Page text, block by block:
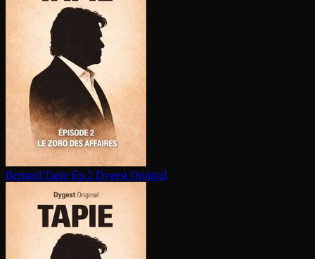
Bernard Tapie Ep.2 Dygest Original